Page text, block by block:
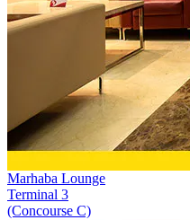
Marhaba Lounge
Terminal 3
(Concourse C)